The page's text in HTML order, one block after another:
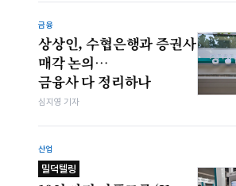
금융
상상인, 수협은행과 증권사
매각 논의…
금융사 다 정리하나
심지영 기자
산업
밀덕텔링